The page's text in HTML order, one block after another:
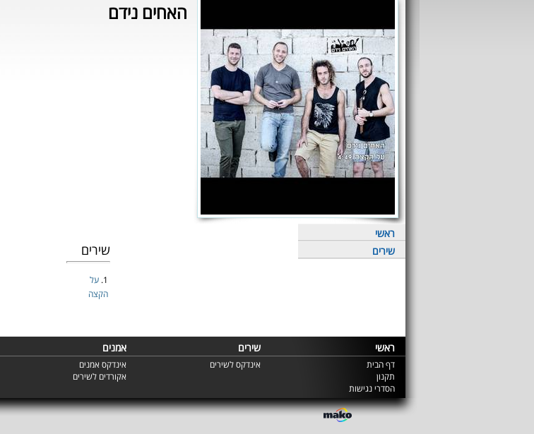
האחים נידם
ראשי
שירים
שירים
1. על
הקצה
ראשי שירים אמנים
דף הבית
תקנון
הסדרי נגישות
אינדקס לשירים
אינדקס אמנים
אקורדים לשירים